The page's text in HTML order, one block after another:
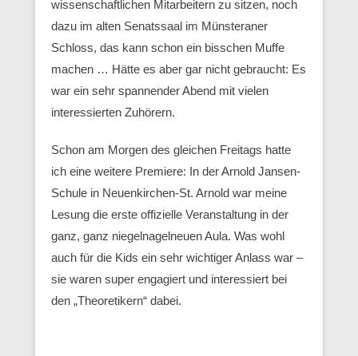
wissenschaftlichen Mitarbeitern zu sitzen, noch
dazu im alten Senatssaal im Münsteraner
Schloss, das kann schon ein bisschen Muffe
machen … Hätte es aber gar nicht gebraucht: Es
war ein sehr spannender Abend mit vielen
interessierten Zuhörern.
Schon am Morgen des gleichen Freitags hatte
ich eine weitere Premiere: In der Arnold Jansen-
Schule in Neuenkirchen-St. Arnold war meine
Lesung die erste offizielle Veranstaltung in der
ganz, ganz niegelnagelneuen Aula. Was wohl
auch für die Kids ein sehr wichtiger Anlass war –
sie waren super engagiert und interessiert bei
den „Theoretikern“ dabei.